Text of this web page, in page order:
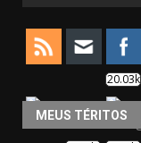
20.03k
MEUS TÉRITOS